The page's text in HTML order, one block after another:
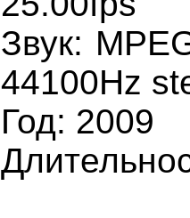
Звук:
44100Hz
Год: 2009